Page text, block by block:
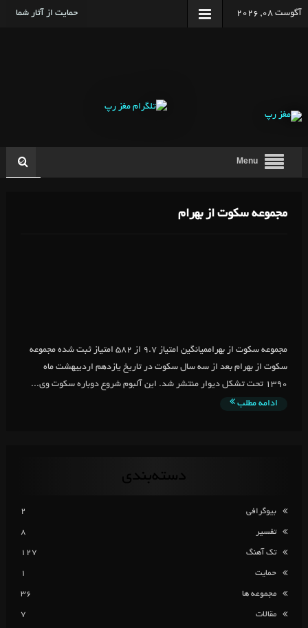
آگوست 08, 2026 حمایت از آثار شما
Menu
مجموعه سکوت از بهرام
مجموعه سکوت از بهراممیانگین امتیاز 9.7 از 582 امتیاز ثبت شده مجموعه
سکوت از بهرام بعد از سه سال سکوت در تاریخ یازدهم اردییهشت ماه
1390 تحت تشکل دیوار منتشر شد. این آلبوم شروع دوباره سکوت وی...
ادامه مطلب
دسته‌بندی
بیوگرافی 2
تفسیر 8
تک آهنگ 127
حمایت 1
مجموعه ها 36
مقالات 7